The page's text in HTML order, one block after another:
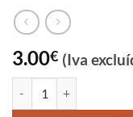
3.00€ (Iva